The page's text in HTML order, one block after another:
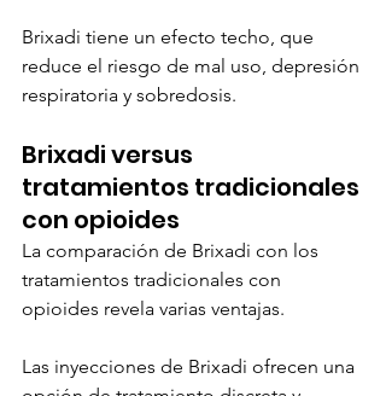
Brixadi tiene un efecto techo, que
reduce el riesgo de mal uso, depresión
respiratoria y sobredosis.
Brixadi versus
tratamientos tradicionales
con opioides
La comparación de Brixadi con los
tratamientos tradicionales con
opioides revela varias ventajas.
Las inyecciones de Brixadi ofrecen una